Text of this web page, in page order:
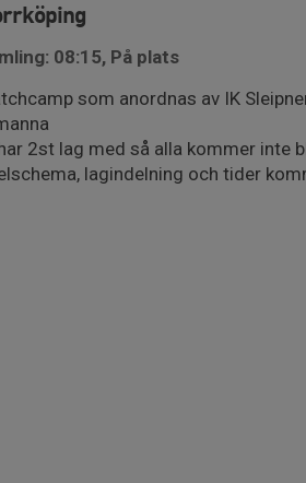
08:15, På plats
som anordnas av IK
2st lag med så alla kommer inte
lagindelning och tider